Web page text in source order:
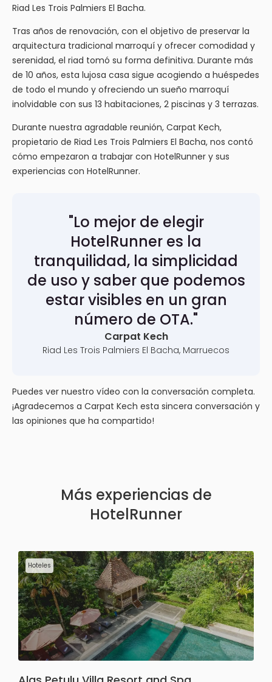
Riad Les Trois Palmiers El Bacha.
Tras años de renovación, con el objetivo de preservar la
arquitectura tradicional marroquí y ofrecer comodidad y
serenidad, el riad tomó su forma definitiva. Durante más
de 10 años, esta lujosa casa sigue acogiendo a huéspedes
de todo el mundo y ofreciendo un sueño marroquí
inolvidable con sus 13 habitaciones, 2 piscinas y 3 terrazas.
Durante nuestra agradable reunión, Carpat Kech,
propietario de Riad Les Trois Palmiers El Bacha, nos contó
cómo empezaron a trabajar con HotelRunner y sus
experiencias con HotelRunner.
"Lo mejor de elegir
HotelRunner es la
tranquilidad, la simplicidad
de uso y saber que podemos
estar visibles en un gran
número de OTA."
Carpat Kech
Riad Les Trois Palmiers El Bacha, Marruecos
Puedes ver nuestro vídeo con la conversación completa.
¡Agradecemos a Carpat Kech esta sincera conversación y
las opiniones que ha compartido!
Más experiencias de
HotelRunner
Hoteles